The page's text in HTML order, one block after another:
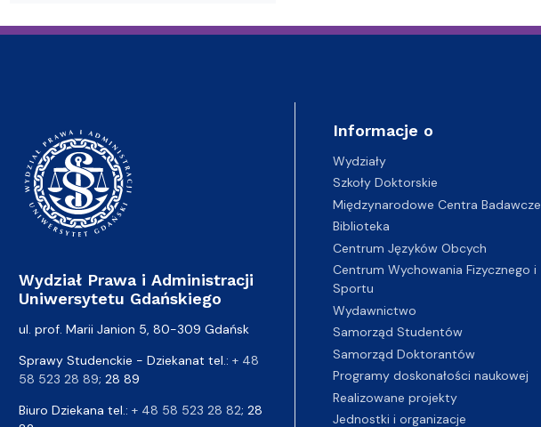
Wydział Prawa i Administracji
Uniwersytetu Gdańskiego
ul. prof. Marii Janion 5, 80-309 Gdańsk
Sprawy Studenckie - Dziekanat tel.: + 48
58 523 28 89; 28 89
Biuro Dziekana tel.: + 48 58 523 28 82; 28
Informacje o
Wydziały
Szkoły Doktorskie
Międzynarodowe Centra Badawcze
Biblioteka
Centrum Języków Obcych
Centrum Wychowania Fizycznego i
Sportu
Wydawnictwo
Samorząd Studentów
Samorząd Doktorantów
Programy doskonałości naukowej
Realizowane projekty
Jednostki i organizacje